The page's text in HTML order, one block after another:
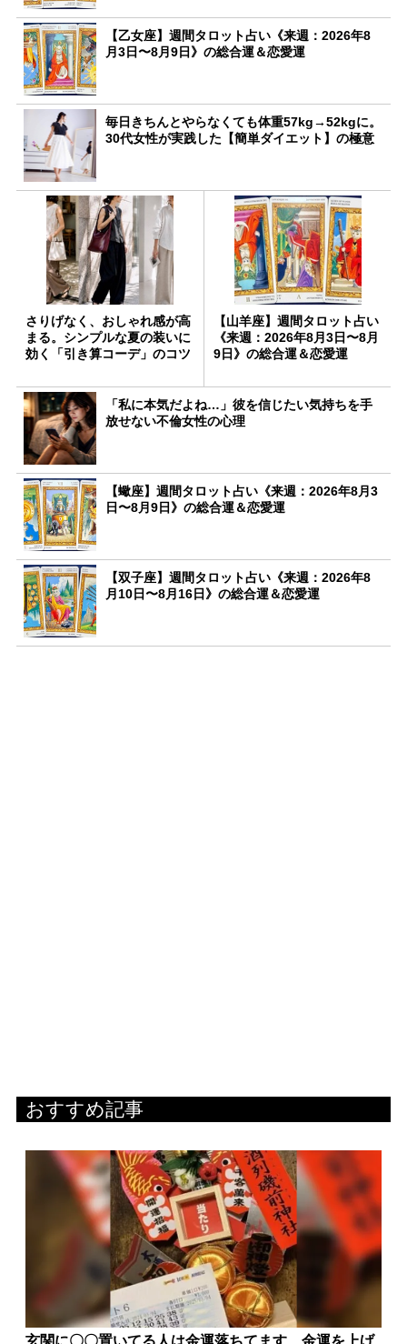
【乙女座】週間タロット占い《来週：2026年8
月3日〜8月9日》の総合運＆恋愛運
毎日きちんとやらなくても体重57kg→52kgに。
30代女性が実践した【簡単ダイエット】の極意
さりげなく、おしゃれ感が高
まる。シンプルな夏の装いに
効く「引き算コーデ」のコツ
【山羊座】週間タロット占い
《来週：2026年8月3日〜8月
9日》の総合運＆恋愛運
「私に本気だよね…」彼を信じたい気持ちを手
放せない不倫女性の心理
【蠍座】週間タロット占い《来週：2026年8月3
日〜8月9日》の総合運＆恋愛運
【双子座】週間タロット占い《来週：2026年8
月10日〜8月16日》の総合運＆恋愛運
おすすめ記事